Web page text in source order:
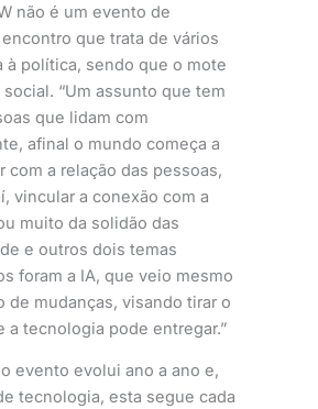
não é um evento de
que trata de vários
à política, sendo que o mote
“Um assunto que tem
que lidam com
afinal o mundo começa a
com a relação das pessoas,
vincular a conexão com a
muito da solidão das
e outros dois temas
foram a IA, que veio mesmo
de mudanças, visando tirar o
a tecnologia pode entregar.”
evento evolui ano a ano e,
tecnologia, esta segue cada